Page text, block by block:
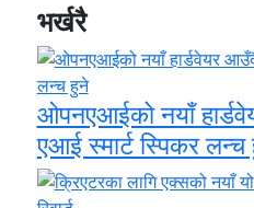
भर्खरै
ओपनएआईको नयाँ
एआई स्मार्ट स्पिकर